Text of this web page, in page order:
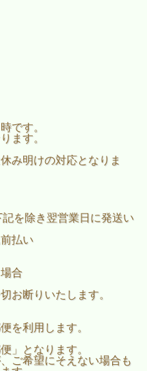
です。
ます。
み明けの対応となりま
を除き翌営業日に発送い
払い
合
お断りいたします。
を利用します。
」となります。
ご希望にそえない場合も